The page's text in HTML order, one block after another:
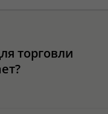
торговли